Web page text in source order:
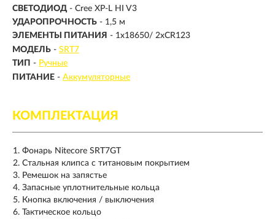
СВЕТОДИОД - Cree XP-L HI V3
УДАРОПРОЧНОСТЬ - 1,5 м
ЭЛЕМЕНТЫ ПИТАНИЯ - 1x18650/ 2xCR123
МОДЕЛЬ - SRT7
ТИП - Ручные
ПИТАНИЕ - Аккумуляторные
КОМПЛЕКТАЦИЯ
Фонарь Nitecore SRT7GT
Стальная клипса с титановым покрытием
Ремешок на запястье
Запасные уплотнительные кольца
Кнопка включения / выключения
Тактическое кольцо